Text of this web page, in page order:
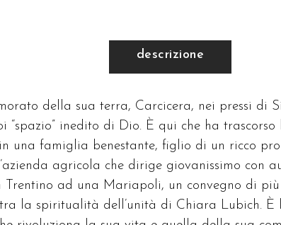
descrizione
della sua terra, Carcicera, nei pressi di
“spazio” inedito di Dio. È qui che ha
una famiglia benestante, figlio di un ricco
agricola che dirige giovanissimo con
Trentino ad una Mariapoli, un convegno di
la spiritualità dell’unità di Chiara Lubich. È